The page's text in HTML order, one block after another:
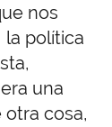
nos
la política
una
cosa,